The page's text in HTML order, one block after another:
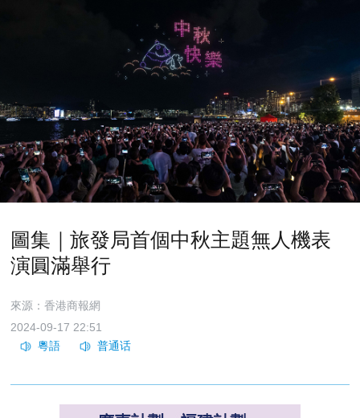
圖集｜旅發局首個中秋主題無人機表
演圓滿舉行
來源：香港商報網
2024-09-17 22:51